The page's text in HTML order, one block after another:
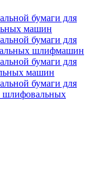
бумаги для
машин
бумаги для
шлифмашин
бумаги для
машин
бумаги для
шлифовальных